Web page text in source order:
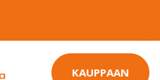
KAUPPAAN